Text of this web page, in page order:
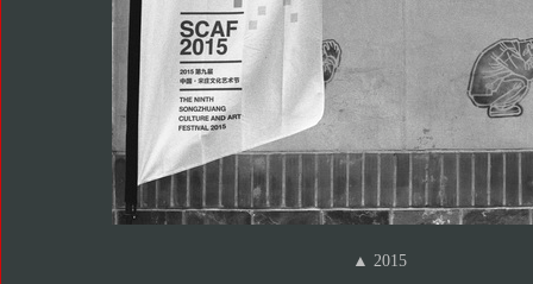
▲ 2015